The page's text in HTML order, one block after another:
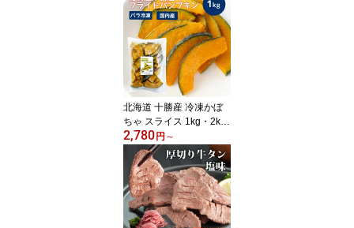
ず 弁当 時短 トッピング
冷凍野菜【冷凍】【在庫
有り】
北海道 十勝産 冷凍かぼ
ちゃ スライス 1kg・2k
g・3kg・5kg【冷凍】
【在庫有り】フライドパ
ンプキン 冷凍野菜 国産
お弁当 食材 業務用 冷凍
食品 北海道産 総菜 トッ
ピング 冷凍おかず レン
ジ調理
2,780 円 ～